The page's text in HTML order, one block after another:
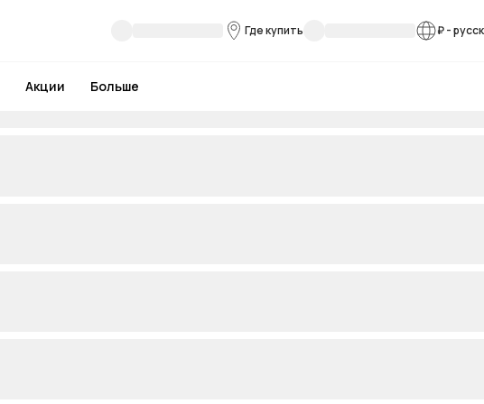
Где купить ₽-
Акции Больше